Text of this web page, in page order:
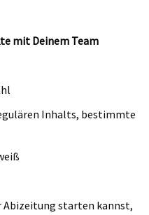
mit Deinem Team
Inhalts, bestimmte
Abizeitung starten kannst,